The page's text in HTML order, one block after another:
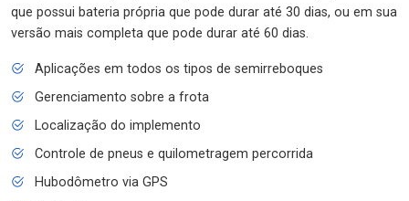
que possui bateria própria que pode durar até 30 dias, ou em sua
versão mais completa que pode durar até 60 dias.
Aplicações em todos os tipos de semirreboques
Gerenciamento sobre a frota
Localização do implemento
Controle de pneus e quilometragem percorrida
Hubodômetro via GPS